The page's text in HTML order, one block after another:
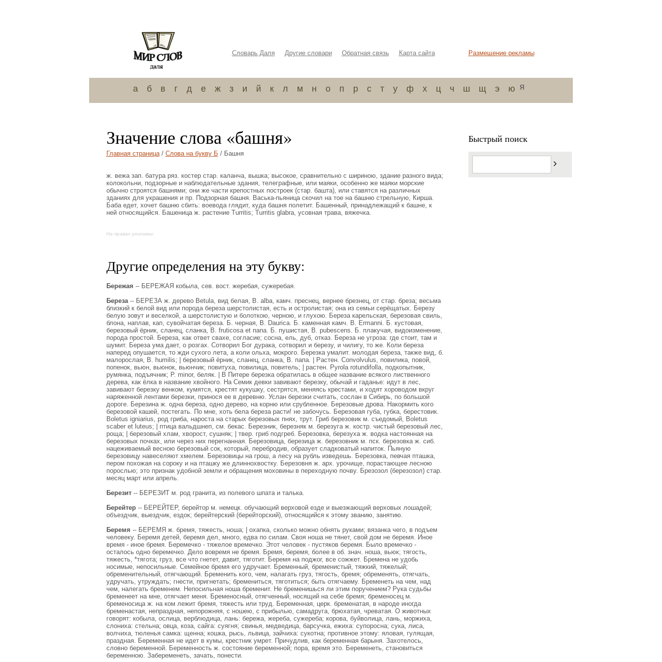
Словарь Даля Другие словари Обратная связь Карта сайта Размещение рекламы
а б в г д е ж з и й к л м н о п р с т у ф х ц ч ш щ э ю я
Значение слова «башня»
Главная страница/ Слова на букву Б / Башня
ж. вежа зап. батура ряз. костер стар. каланча, вышка; высокое, сравнительно с шириною, здание разного вида;
колокольни, подзорные и наблюдательные здания, телеграфные, или маяки, особенно же маяки морские
обычно строятся башнями; они же части крепостных построек (стар. башта), или ставятся на различных
зданиях для украшения и пр. Подзорная башня. Васька-пьяница скочил на тое на башню стрельную, Кирша.
Баба едет, хочет башню сбить: воевода глядит, куда башня полетит. Башенный, принадлежащий к башне, к
ней относящийся. Башеница ж. растение Turritis; Тurritis glabra, усовная трава, вяжечка.
На правах рекламы:
Другие определения на эту букву:
Бережая -- БЕРЕЖАЯ кобыла, сев. вост. жеребая, сужеребая.
Береза-- БЕРЕЗА ж. дерево Betula, вид белая, В. alba, камч. преснец, вернее брезнец, от стар. бреза; весьма
близкий к белой вид или порода береза шерстолистая, есть и остролистая; она из семьи серёщатых. Березу
белую зовут и веселкой, а шерстолистую и болоткою, черною, и глухою. Береза карельская, березовая свиль,
блона, наплав, кап, сувойчатая береза. Б. черная, В. Daurica. Б. каменная камч. В. Ermanni. Б. кустовая,
березовый ёрник, сланец, сланка, В. fruticosa et папа. Б. пушистая, В. pubescens. Б. плакучая, видоизменение,
порода простой. Береза, как ответ свахе, согласие; сосна, ель, дуб, отказ. Береза не угроза: где стоит, там и
шумит. Береза ума дает, о розгах. Сотворил Бог дурака, сотворил и березу, и чилигу, то же. Коли береза
наперед опушается, то жди сухого лета, а коли ольха, мокрого. Березка умалит. молодая береза, также вид, б.
малорослая, В. humilis; | березовый ёрник, сланец, сланка, В. папа. | Растен. Convolvulus, повилика, повой,
попенок, вьюн, вьюнок, вьюнчик; повитуха, повилица, повитель; | растен. Pyrola rotundifolla, подкопытник,
румянка, подъячник; P. minor, беляк. | В Питере березка обратилась в общее название всякого лиственного
дерева, как ёлка в название хвойного. На Семик девки завивают березку, обычай и гаданье: идут в лес,
завивают березку венком, кумятся, крестят кукушку, сестрятся, меняясь крестами, и ходят хороводом вкруг
наряженной лентами березки, принося ее в деревню. Услан березки считать, сослан в Сибирь, по большой
дороге. Березина ж. одна береза, одно дерево, на корню или срубленное. Березовые дрова. Накормить кого
березовой кашей, постегать. По мне, хоть бела береза расти! не забочусь. Березовая губа, губка, берестовик.
Boletus igniarius, род гриба, нароста на старых березовых пнях, трут. Гриб березовик м. съедомый, Boletus
scaber et luteus; | птица вальдшнеп, см. бекас. Березник, березняк м. березуга ж. костр. чистый березовый лес,
роща; | березовый хлам, хворост, сушняк; | твер. гриб подгреб. Березовка, березуха ж. водка настоянная на
березовых почках, или через них перегнанная. Березовица, березица ж. березовник м. пск. березовка ж. сиб.
нацеживаемый весною березовый сок, который, перебродив, образует сладковатый напиток. Пьяную
березовицу навеселяют хмелем. Березовицы на грош, а лесу на рубль изведешь. Березовка, певчая пташка,
пером похожая на сороку и на пташку же длиннохвостку. Березовня ж. арх. урочище, порастающее лесною
порослью; это признак удобной земли и обращения моховины в переходную почву. Брезозол (березозол) стар.
месяц март или апрель.
Березит-- БЕРЕЗИТ м. род гранита, из полевого шпата и талька.
Берейтер-- БЕРЕЙТЕР, берейтор м. немецк. обучающий верховой езде и выезжающий верховых лошадей;
объездчик, выездчик, ездок; берейтерский (берейторский), относящийся к этому званию, занятию.
Беремя -- БЕРЕМЯ ж. бремя, тяжесть, ноша; | охапка, сколько можно обнять руками; вязанка чего, в подъем
человеку. Беремя детей, беремя дел, много, едва по силам. Своя ноша не тянет, свой дом не беремя. Иное
время - иное бремя. Беремечко - тяжелое времечко. Этот человек - пустяков беремя. Было времечко -
осталось одно беремечко. Дело вовремя не бремя. Бремя, беремя, более в об. знач. ноша, вьюк; тягость,
тяжесть, *тягота; груз, все что гнетет, давит, тяготит. Беремя на поджог, все сожжет. Бремена не удобь
носимые, непосильные. Семейное бремя его удручает. Бременный, бременистый, тяжкий, тяжелый;
обременительный, отягчающий. Бременить кого, чем, налагать груз, тягость, бремя; обременять, отягчать,
удручать, утруждать; гнести, пригнетать; бремениться, тяготиться; быть отягчаему. Бременеть на чем, над
чем, налегать бременем. Непосильная ноша бременит. Не бременишься ли этим поручением? Рука судьбы
бременеет на мне, отягчает меня. Бременосный, отягченный, носящий на себе бремя; бременосeц м.
бременосица ж. на ком лежит бремя, тяжесть или труд. Беременная, церк. бременатая, в народе иногда
бременастая, непраздная, непорожняя, с ношею, с прибылью, самадруга, брюхатая, чреватая. О животных
говорят: кобыла, ослица, верблюдица, лань: бережа, жереба, сужереба; корова, буйволица, лань, моржиха,
слониха: стельна; овца, коза, сайга: суягня; свинья, медведица, барсучка, ежиха: супоросна; сука, лиса,
волчиха, тюленья самка: щенна; кошка, рысь, львица, зайчиха: сукотна; противное этому: яловая, гулящая,
праздная. Беременная не идет в кумы, крестник умрет. Причудлив, как беременная барыня. Захотелось,
словно беременной. Беременность ж. состояние беременной; пора, время это. Беременеть, становиться
беременною. Забеременеть, зачать, понести.
Быстрый поиск